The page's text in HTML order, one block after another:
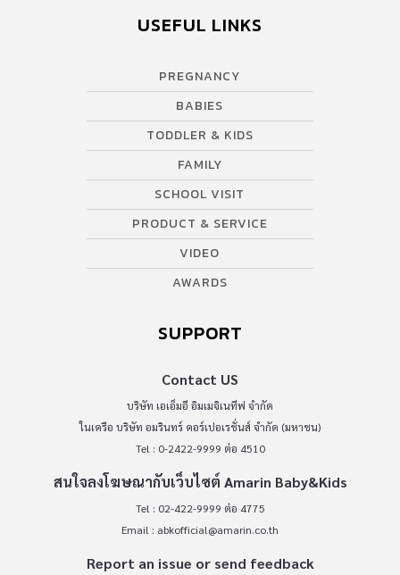
USEFUL LINKS
PREGNANCY
BABIES
TODDLER & KIDS
FAMILY
SCHOOL VISIT
PRODUCT & SERVICE
VIDEO
AWARDS
SUPPORT
Contact US
บริษัท เอเอ็มอี อิมเมจิเนทีฟ จำกัด
ในเครือ บริษัท อมรินทร์ คอร์เปอเรชั่นส์ จำกัด (มหาชน)
Tel : 0-2422-9999 ต่อ 4510
สนใจลงโฆษณากับเว็บไซต์ Amarin Baby&Kids
Tel : 02-422-9999 ต่อ 4775
Email : abkofficial@amarin.co.th
Report an issue or send feedback